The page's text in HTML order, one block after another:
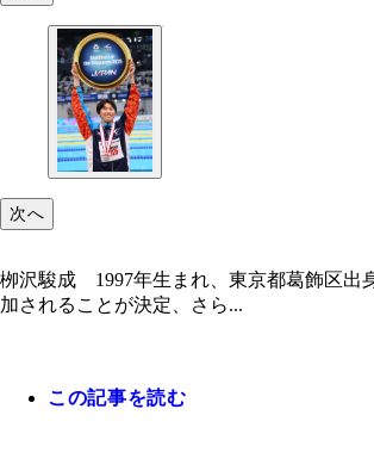
次へ
栁沢駿成 1997年生まれ、東京都葛飾区出
加されることが決定、さら...
この記事を読む